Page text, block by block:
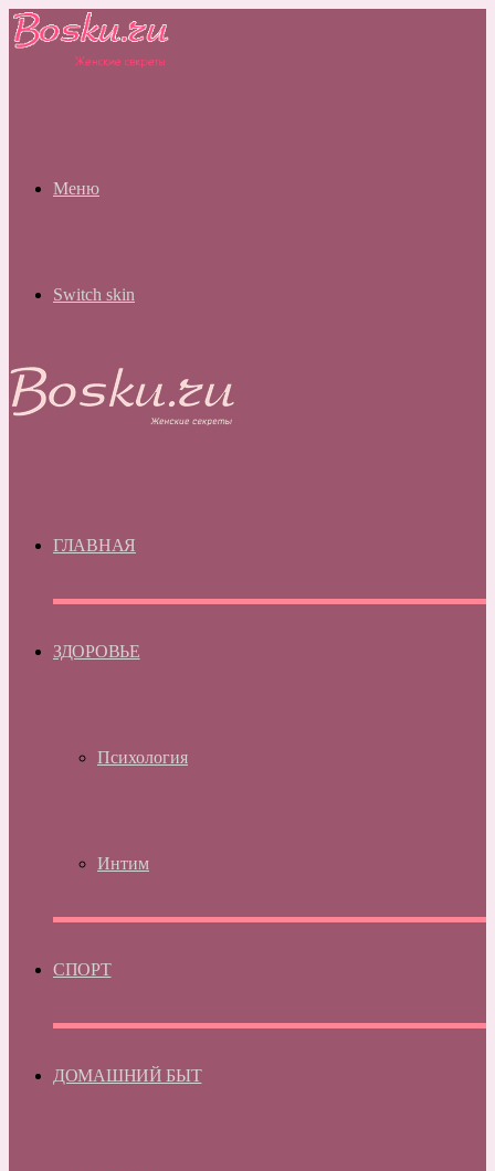
Меню
Switch skin
ГЛАВНАЯ
ЗДОРОВЬЕ
Психология
Интим
СПОРТ
ДОМАШНИЙ БЫТ